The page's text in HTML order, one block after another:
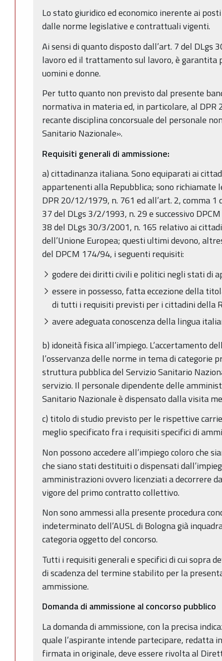
Lo stato giuridico ed economico inerente ai
dalle norme legislative e contrattuali vigenti.
Ai sensi di quanto disposto dall’art. 7 del DLgs
lavoro ed il trattamento sul lavoro, è
uomini e donne.
Per tutto quanto non previsto dal presente
normativa in materia ed, in particolare, al
recante disciplina concorsuale del personale
Sanitario Nazionale».
Requisiti generali di ammissione:
a) cittadinanza italiana. Sono equiparati ai
appartenenti alla Repubblica; sono richiamate
DPR 20/12/1979, n. 761 ed all’art. 2, comma
37 del DLgs 3/2/1993, n. 29 e successivo
38 del DLgs 30/3/2001, n. 165 relativo ai
dell’Unione Europea; questi ultimi devono,
del DPCM 174/94, i seguenti requisiti:
godere dei diritti civili e politici negli stati di
essere in possesso, fatta eccezione della
di tutti i requisiti previsti per i cittadini della
avere adeguata conoscenza della lingua
b) idoneità fisica all’impiego. L’accertamento
l’osservanza delle norme in tema di categorie
struttura pubblica del Servizio Sanitario
servizio. Il personale dipendente delle
Sanitario Nazionale è dispensato dalla visita
c) titolo di studio previsto per le rispettive
meglio specificato fra i requisiti specifici di
Non possono accedere all’impiego coloro che
che siano stati destituiti o dispensati
amministrazioni ovvero licenziati a decorrere
vigore del primo contratto collettivo.
Non sono ammessi alla presente procedura
indeterminato dell’AUSL di Bologna già
categoria oggetto del concorso.
Tutti i requisiti generali e specifici di cui sopra
di scadenza del termine stabilito per la
ammissione.
Domanda di ammissione al concorso pubblico
La domanda di ammissione, con la precisa
quale l’aspirante intende partecipare, redatta
firmata in originale, deve essere rivolta al